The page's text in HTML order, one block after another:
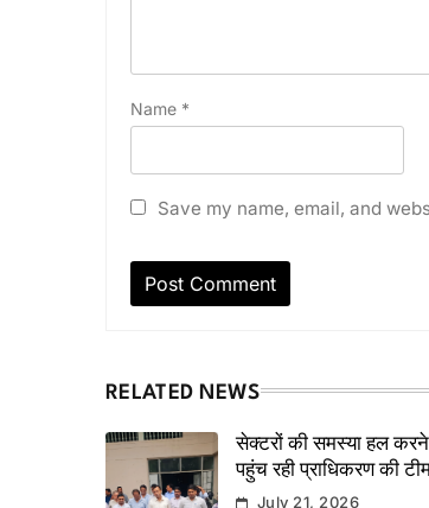
Name *
Save my name, email, and
RELATED NEWS
सेक्टरों की समस्या हल करने
पहुंच रही प्राधिकरण की
July 21, 2026